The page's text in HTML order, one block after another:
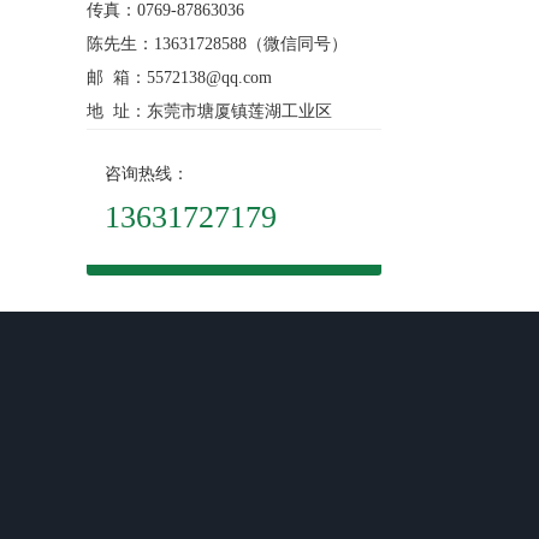
传真：0769-87863036
陈先生：13631728588（微信同号）
邮 箱：5572138@qq.com
地 址：东莞市塘厦镇莲湖工业区
咨询热线：
13631727179